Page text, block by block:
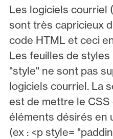
Les logiciels courriel
sont très capricieux
code HTML et ceci
Les feuilles de styles
"style" ne sont pas
logiciels courriel. La
est de mettre le
éléments désirés en
(ex : <p style=